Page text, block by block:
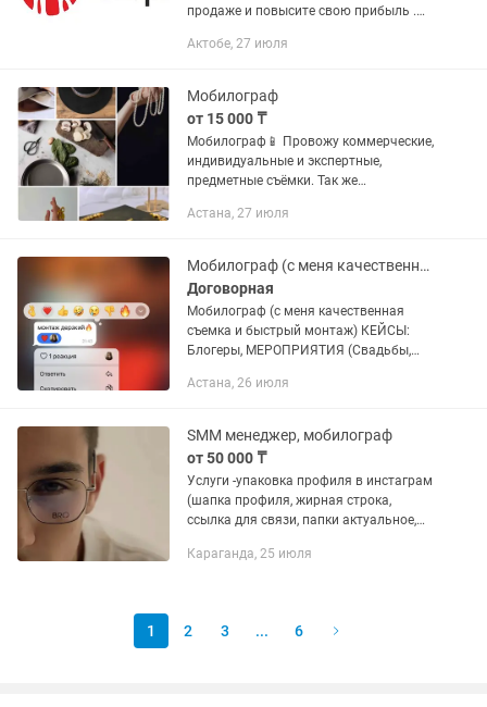
продаже и повысите свою прибыль .
возможность для больших продаж.
Актобе, 27 июля
Мобилограф
от 15 000 ₸
Мобилограф📱 Провожу коммерческие,
индивидуальные и экспертные,
предметные съёмки. Так же
IPhone, имеется
Снимаю рилсы, видео с...
Астана, 27 июля
Мобилограф (с меня качественная сьемка и быстрый монтаж)
Договорная
Мобилограф (с меня качественная
съемка и быстрый монтаж) КЕЙСЫ:
Блогеры, МЕРОПРИЯТИЯ (Свадьбы,
вечеринки) Частные школы,
магазины,...
Астана, 26 июля
SMM менеджер, мобилограф
от 50 000 ₸
Услуги -упаковка профиля в инстаграм
(шапка профиля, жирная строка,
ссылка для связи, папки актуальное,
контент-плана -составление визуала
Караганда, 25 июля
1 2 3 ... 6